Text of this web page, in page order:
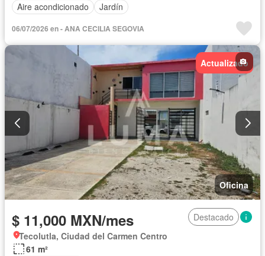
Aire acondicionado
Jardín
06/07/2026 en - ANA CECILIA SEGOVIA
Actualizado
Oficina
$ 11,000 MXN/mes
Destacado
Tecolutla, Ciudad del Carmen Centro
61 m²